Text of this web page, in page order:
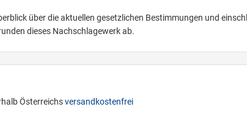
über die aktuellen gesetzlichen Bestimmungen und
dieses Nachschlagewerk ab.
Österreichsversandkostenfrei